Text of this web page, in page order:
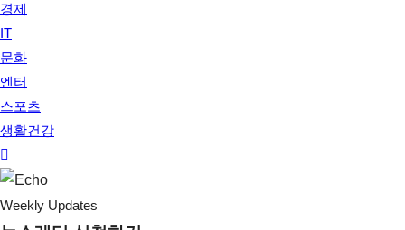
경제
IT
문화
엔터
스포츠
생활건강
Weekly Updates